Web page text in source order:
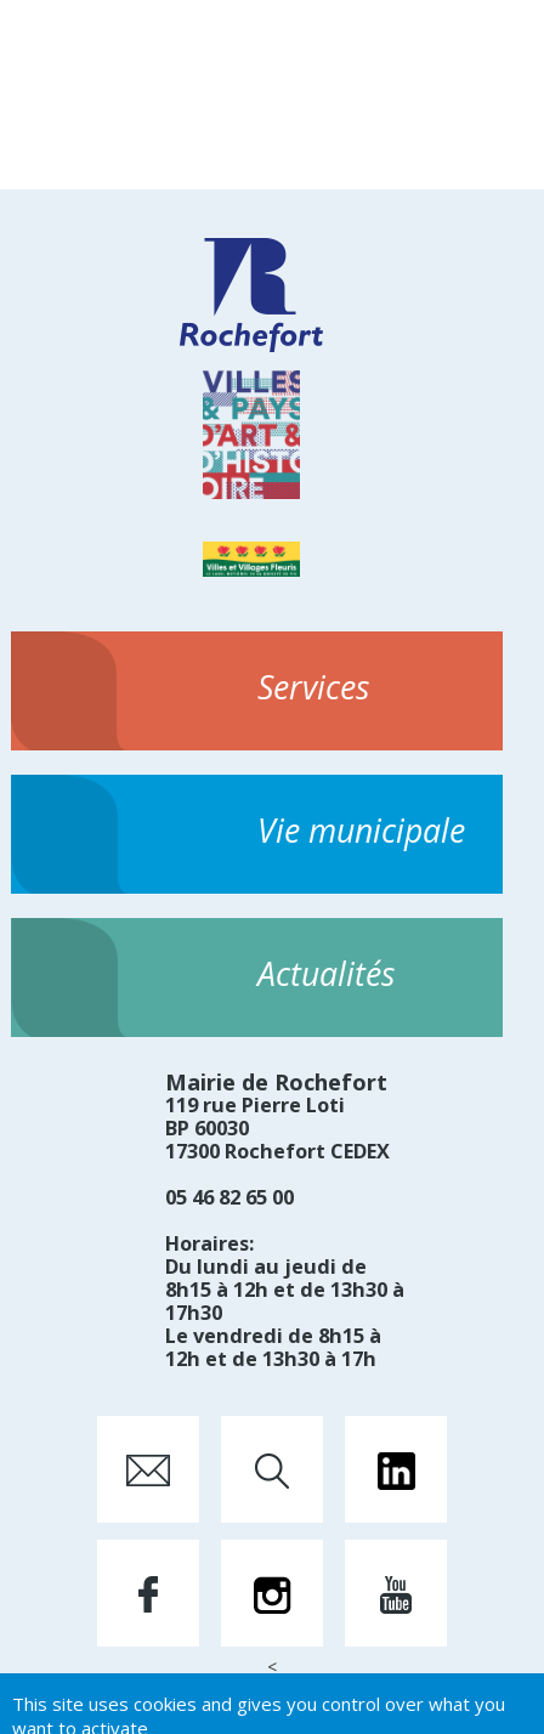
Services
Vie municipale
Actualités
Mairie de Rochefort
119 rue Pierre Loti
BP 60030
17300 Rochefort CEDEX
05 46 82 65 00
Horaires:
Du lundi au jeudi de
8h15 à 12h et de 13h30 à
17h30
Le vendredi de 8h15 à
12h et de 13h30 à 17h
<
This site uses cookies and gives you control over what you
want to activate